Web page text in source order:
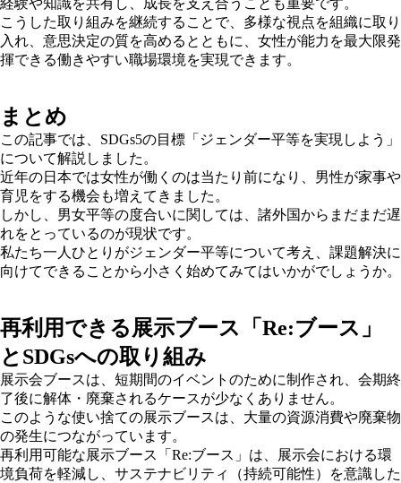
経験や知識を共有し、成長を支え合うことも重要です。
こうした取り組みを継続することで、多様な視点を組織に取り
入れ、意思決定の質を高めるとともに、女性が能力を最大限発
揮できる働きやすい職場環境を実現できます。
まとめ
この記事では、SDGs5の目標「ジェンダー平等を実現しよう」
について解説しました。
近年の日本では女性が働くのは当たり前になり、男性が家事や
育児をする機会も増えてきました。
しかし、男女平等の度合いに関しては、諸外国からまだまだ遅
れをとっているのが現状です。
私たち一人ひとりがジェンダー平等について考え、課題解決に
向けてできることから小さく始めてみてはいかがでしょうか。
再利用できる展示ブース「Re:ブース」
とSDGsへの取り組み
展示会ブースは、短期間のイベントのために制作され、会期終
了後に解体・廃棄されるケースが少なくありません。
このような使い捨ての展示ブースは、大量の資源消費や廃棄物
の発生につながっています。
再利用可能な展示ブース「Re:ブース」は、展示会における環
境負荷を軽減し、サステナビリティ（持続可能性）を意識した